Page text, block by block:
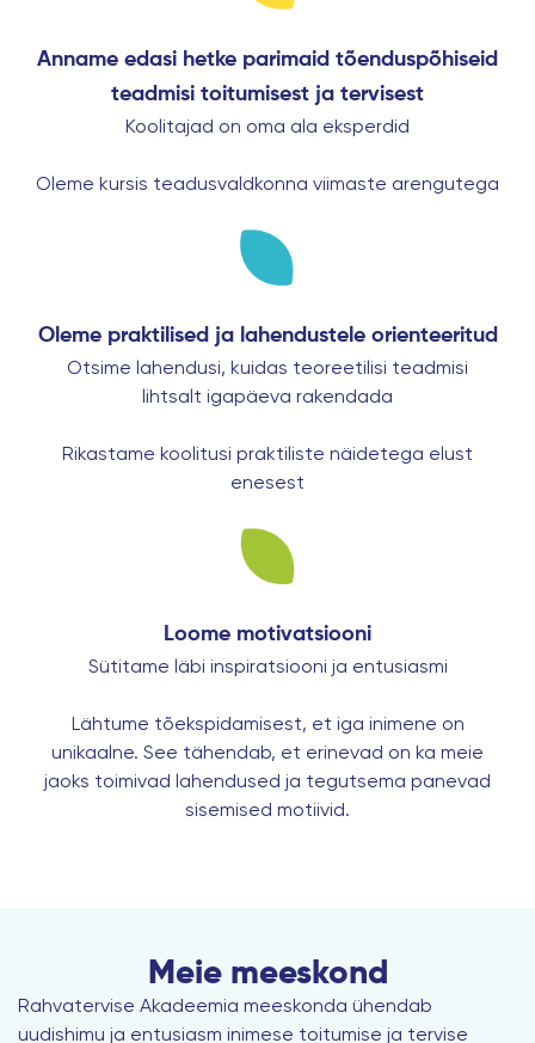
Anname edasi hetke parimaid tõenduspõhiseid
teadmisi toitumisest ja tervisest
Koolitajad on oma ala eksperdid
Oleme kursis teadusvaldkonna viimaste arengutega
Oleme praktilised ja lahendustele orienteeritud
Otsime lahendusi, kuidas teoreetilisi teadmisi
lihtsalt igapäeva rakendada
Rikastame koolitusi praktiliste näidetega elust
enesest
Loome motivatsiooni
Sütitame läbi inspiratsiooni ja entusiasmi
Lähtume tõekspidamisest, et iga inimene on
unikaalne. See tähendab, et erinevad on ka meie
jaoks toimivad lahendused ja tegutsema panevad
sisemised motiivid.
Meie meeskond
Rahvatervise Akadeemia meeskonda ühendab
uudishimu ja entusiasm inimese toitumise ja tervise